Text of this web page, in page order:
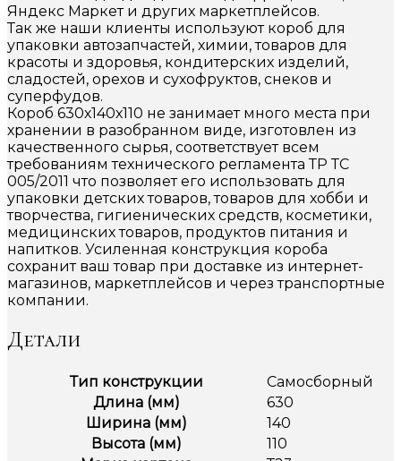
Яндекс Маркет и других маркетплейсов.
Так же наши клиенты используют короб для
упаковки автозапчастей, химии, товаров для
красоты и здоровья, кондитерских изделий,
сладостей, орехов и сухофруктов, снеков и
суперфудов.
Короб 630х140х110 не занимает много места при
хранении в разобранном виде, изготовлен из
качественного сырья, соответствует всем
требованиям технического регламента ТР ТС
005/2011 что позволяет его использовать для
упаковки детских товаров, товаров для хобби и
творчества, гигиенических средств, косметики,
медицинских товаров, продуктов питания и
напитков. Усиленная конструкция короба
сохранит ваш товар при доставке из интернет-
магазинов, маркетплейсов и через транспортные
компании.
Детали
Тип конструкции
Самосборный
Длина (мм)
630
Ширина (мм)
140
Высота (мм)
110